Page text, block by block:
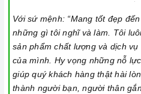
Với sứ mệnh: “Mang tốt đẹp
những gì tôi nghĩ và làm. Tôi
sản phẩm chất lượng và dịch
của mình. Hy vọng những nỗ
giúp quý khách hàng thật hài
thành người bạn, người thân